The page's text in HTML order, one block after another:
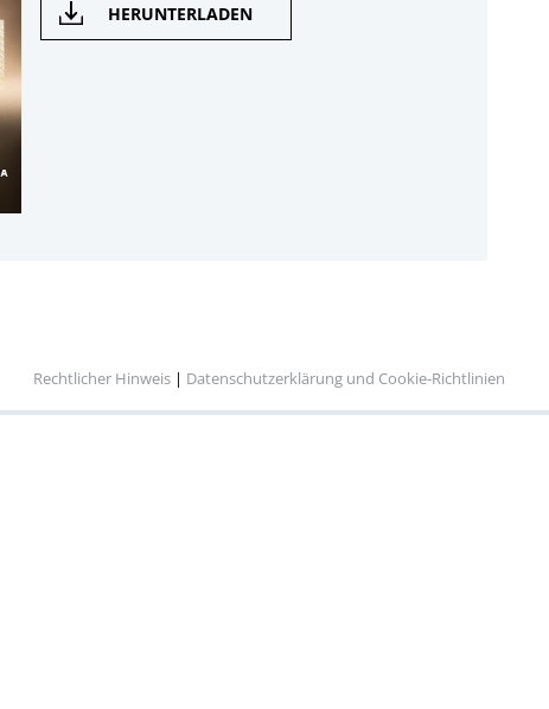
HERUNTERLADEN
Rechtlicher Hinweis | Datenschutzerklärung und Cookie-Richtlinien